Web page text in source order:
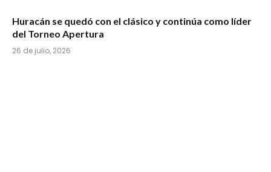
Huracán se quedó con el clásico y continúa como líder
del Torneo Apertura
26 de julio, 2026